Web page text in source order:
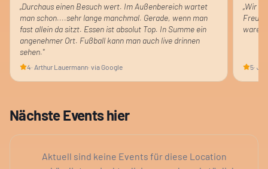
„Durchaus einen Besuch wert. Im Außenbereich wartet
man schon....sehr lange manchmal. Gerade, wenn man
fast allein da sitzt. Essen ist absolut Top. In Summe ein
angenehmer Ort. Fußball kann man auch live drinnen
sehen."
4· Arthur Lauermann· via Google
„Wir
waren
5·
Nächste Events hier
Aktuell sind keine Events für diese Location